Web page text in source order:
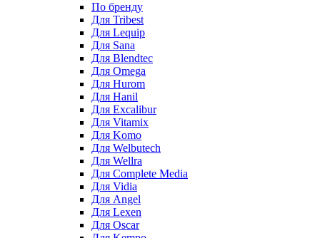
По бренду
Для Tribest
Для Lequip
Для Sana
Для Blendtec
Для Omega
Для Hurom
Для Hanil
Для Excalibur
Для Vitamix
Для Komo
Для Welbutech
Для Wellra
Для Complete Media
Для Vidia
Для Angel
Для Lexen
Для Oscar